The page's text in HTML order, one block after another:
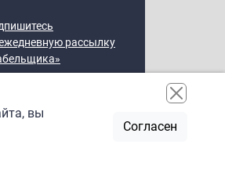
рассылку
вы
Согласен